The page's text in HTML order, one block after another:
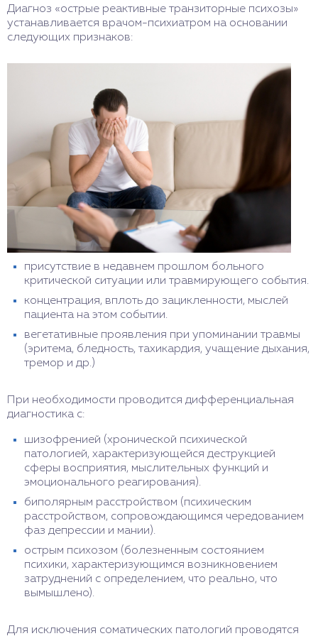
Диагноз «острые реактивные транзиторные психозы»
устанавливается врачом-психиатром на основании
следующих признаков:
присутствие в недавнем прошлом больного
критической ситуации или травмирующего события.
концентрация, вплоть до зацикленности, мыслей
пациента на этом событии.
вегетативные проявления при упоминании травмы
(эритема, бледность, тахикардия, учащение дыхания,
тремор и др.)
При необходимости проводится дифференциальная
диагностика с:
шизофренией (хронической психической
патологией, характеризующейся деструкцией
сферы восприятия, мыслительных функций и
эмоционального реагирования).
биполярным расстройством (психическим
расстройством, сопровождающимся чередованием
фаз депрессии и мании).
острым психозом (болезненным состоянием
психики, характеризующимся возникновением
затруднений с определением, что реально, что
вымышлено).
Для исключения соматических патологий проводятся